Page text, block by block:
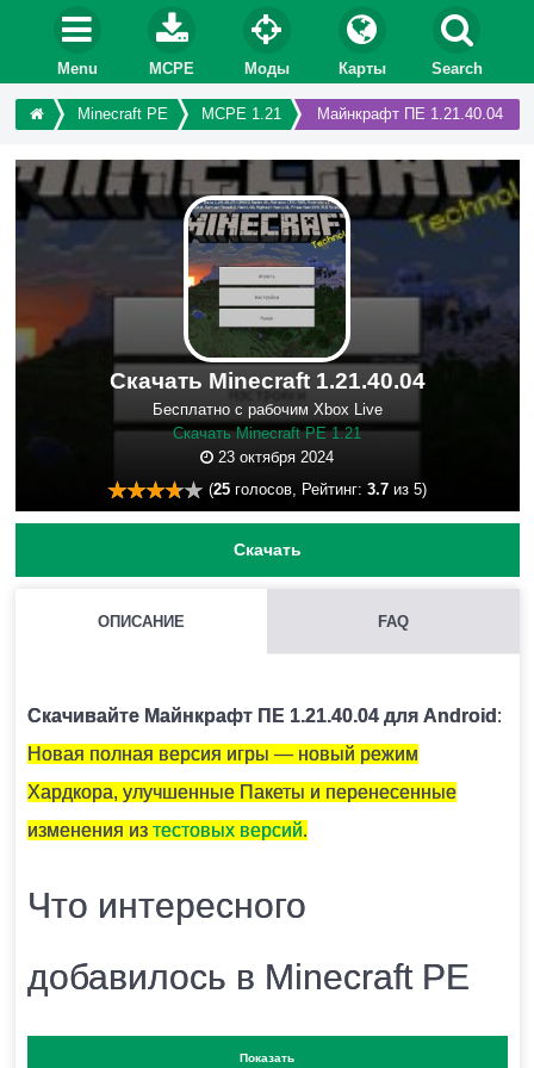
Menu MCPE Моды Карты Search
Minecraft PE MCPE 1.21 Майнкрафт ПЕ 1.21.40.04
Скачать Minecraft 1.21.40.04
Бесплатно с рабочим Xbox Live
Скачать Minecraft PE 1.21
23 октября 2024
(25 голосов, Рейтинг: 3.7 из 5)
Скачать
ОПИСАНИЕ FAQ
Скачивайте Майнкрафт ПЕ 1.21.40.04 для Android :
Новая полная версия игры — новый режим
Хардкора, улучшенные Пакеты и перенесенные
изменения из тестовых версий.
Что интересного
добавилось в Minecraft PE
1.21.40.04?
Показать
ЧЕМ ОТКАПЫВАТЬ ПОДОЗРИТЕЛЬНЫЙ ПЕСОК?
Нет.